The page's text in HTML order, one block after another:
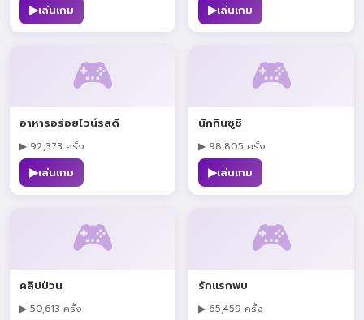
▶เล่นเกม ▶เล่นเกม
🎮
อาหารอร่อยไวน์รสดี
▶ 92,373 ครั้ง
▶เล่นเกม
🎮
นักกินซูชิ
▶ 98,805 ครั้ง
▶เล่นเกม
🎮
คลิปป่วน
▶ 50,613 ครั้ง
🎮
รักแรกพบ
▶ 65,459 ครั้ง